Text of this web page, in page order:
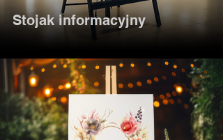
Stojak informacyjny